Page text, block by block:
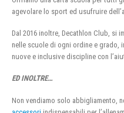
agevolare lo sport ed usufruire
Dal 2016 inoltre, Decathlon Club, si
nelle scuole di ogni ordine e grado,
nuove e inclusive discipline con
ED INOLTRE…
Non vendiamo solo abbigliamento,